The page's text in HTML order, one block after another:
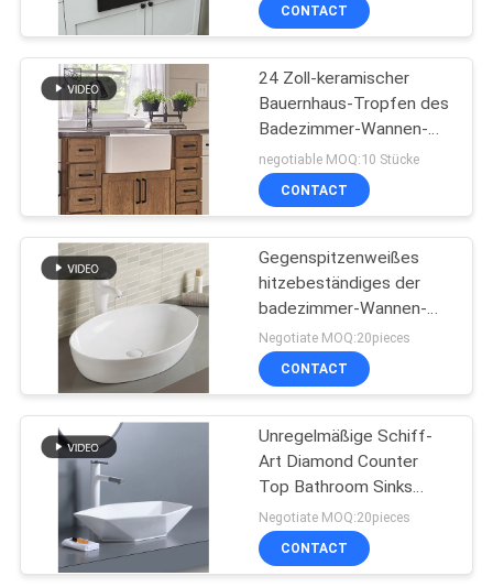
TRETEN
SIE
UNS
VERBINDUNG
NACHRICHTEN
FÄLLE
SITEMAP
PRIVACY
POLICY
Einteilige umsäumte
Toilette
20
Ebene einteilige
Verdoppelungtoilette
20
CONTACT
24 Zoll-keramischer
Bauernhaus-Tropfen des
Badezimmer-Wannen-
Rechtecks klein
negotiable MOQ:10 Stücke
CONTACT
Gegenspitzenweißes
hitzebeständiges der
badezimmer-Wannen-
750mm 800mm mit
hoher Dichte
Negotiate MOQ:20pieces
CONTACT
Unregelmäßige Schiff-
Art Diamond Counter
Top Bathroom Sinks
70cm CUPC
Negotiate MOQ:20pieces
CONTACT